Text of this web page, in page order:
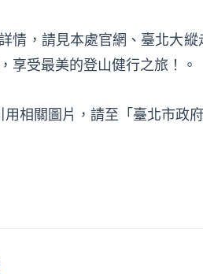
情，請見本處官網 、 臺北大縱
享受最美的登山健行之旅！。
用相關圖片，請至「 臺北市政